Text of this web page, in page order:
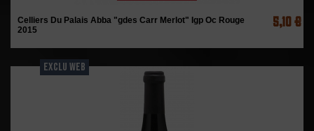
Celliers Du Palais Abba "gdes Carr Merlot" Igp Oc Rouge
2015
5,10 €
EXCLU WEB